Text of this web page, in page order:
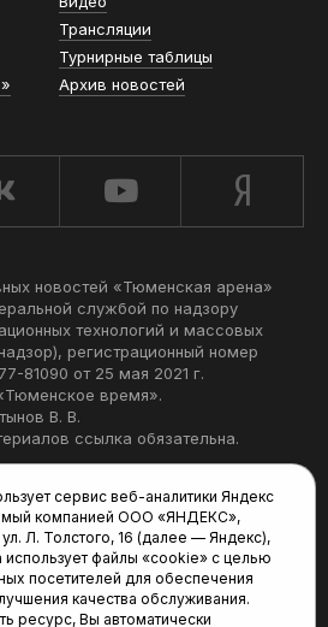
Трансляции
Турнирные таблицы
Архив новостей
новостей «Тюменская арена»
службой по надзору
технологий и массовых
регистрационный номер
81090 от 25 мая 2021 г.
время».
В. В.
ссылка обязательна.
28А
сервис веб-аналитики Яндекс
компанией ООО «ЯНДЕКС»,
Л. Толстого, 16 (далее — Яндекс),
файлы «cookie» с целью
посетителей для обеспечения
качества обслуживания.
ресурс, Вы автоматически